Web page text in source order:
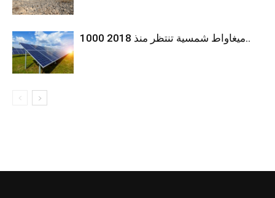
1000 ميغاواط شمسية تنتظر منذ 2018..